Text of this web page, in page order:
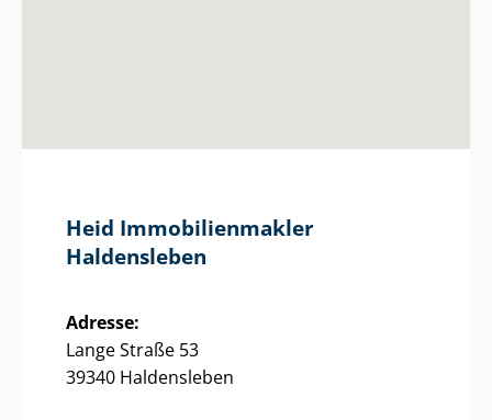
Heid Im­mo­bi­li­en­mak­ler
Haldensleben
Adresse:
Lange Straße 53
39340 Haldensleben